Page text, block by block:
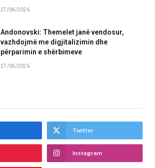
27/06/2026
Andonovski: Themelet janë vendosur,
vazhdojmë me digjitalizimin dhe
përparimin e shërbimeve
27/06/2026
Twitter
Instagram